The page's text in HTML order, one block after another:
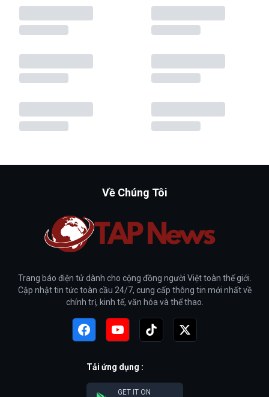
Về Chúng Tôi
Trang báo điện tử dành cho cộng đồng người Việt toàn thế giới.
Cập nhật tin tức toàn cầu 24/7, cung cấp thông tin mới nhất về
chính trị, kinh tế, văn hóa và thể thao.
Tải ứng dụng :
GET IT ON